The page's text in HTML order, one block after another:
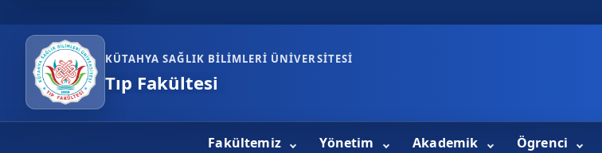
KÜTAHYA SAĞLIK BILIMLERI ÜNIVERSITESI
Tıp Fakültesi
Fakültemiz Yönetim Akademik Ögrenci